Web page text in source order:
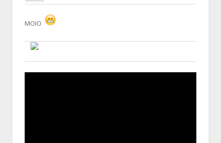
MAX POWER23 MARCH 2014, 14:16:02RE:YOUTUBE, NOSTRA CROCE E
MOIO
BLALLO8 APRIL 2014, 14:25:07RE:YOUTUBE, NOSTRA CROCE E DELIZIA